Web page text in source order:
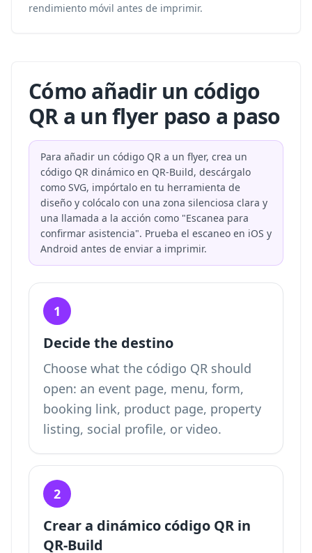
rendimiento móvil antes de imprimir.
Cómo añadir un código
QR a un flyer paso a paso
Para añadir un código QR a un flyer, crea un
código QR dinámico en QR-Build, descárgalo
como SVG, impórtalo en tu herramienta de
diseño y colócalo con una zona silenciosa clara y
una llamada a la acción como "Escanea para
confirmar asistencia". Prueba el escaneo en iOS y
Android antes de enviar a imprimir.
1
Decide the destino
Choose what the código QR should
open: an event page, menu, form,
booking link, product page, property
listing, social profile, or video.
2
Crear a dinámico código QR in
QR-Build